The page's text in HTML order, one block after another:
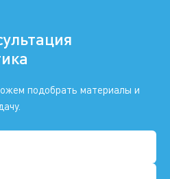
подобрать материалы и